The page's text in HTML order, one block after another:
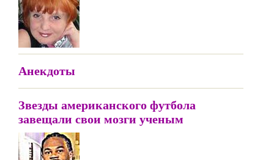
Анекдоты
Звезды американского футбола
завещали свои мозги ученым